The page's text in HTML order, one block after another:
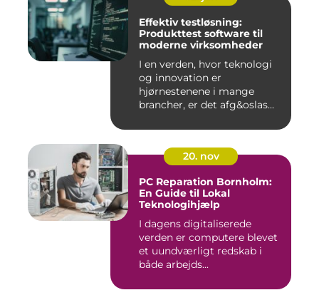
Effektiv testløsning:
Produkttest software til
moderne virksomheder
I en verden, hvor teknologi
og innovation er
hjørnestenene i mange
brancher, er det afg&oslas...
20. nov
PC Reparation Bornholm:
En Guide til Lokal
Teknologihjælp
I dagens digitaliserede
verden er computere blevet
et uundværligt redskab i
både arbejds...